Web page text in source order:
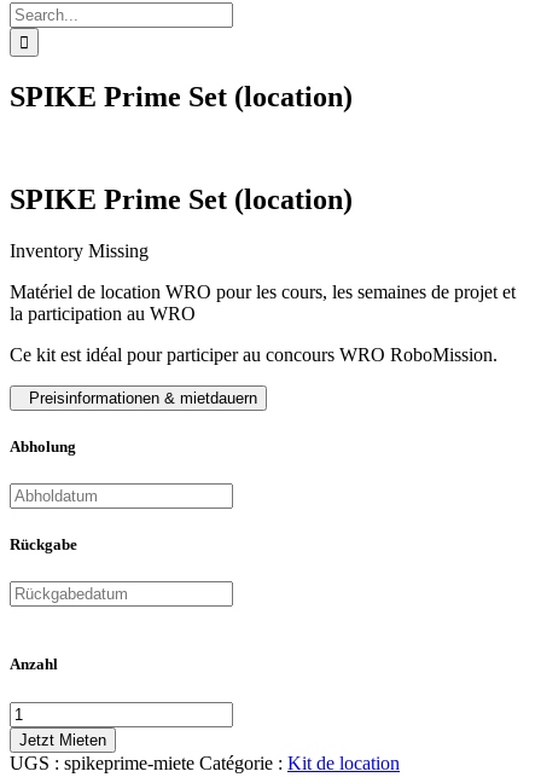
Search
for:
SPIKE Prime Set (location)
SPIKE Prime Set (location)
Inventory Missing
Matériel de location WRO pour les cours, les semaines de projet et
la participation au WRO
Ce kit est idéal pour participer au concours WRO RoboMission.
Preisinformationen & mietdauern
Abholung
Rückgabe
Anzahl
Jetzt Mieten
UGS : spikeprime-miete Catégorie : Kit de location